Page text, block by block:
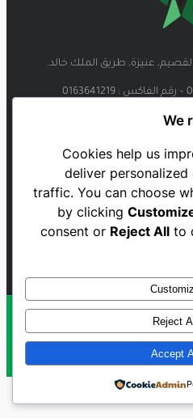
عنيزة، طريق الملك خالد.
Al Najmah
We
Cookies help us
deliver
traffic. You can choose
by clicking
consent or Reject All to
Reject All
Accept